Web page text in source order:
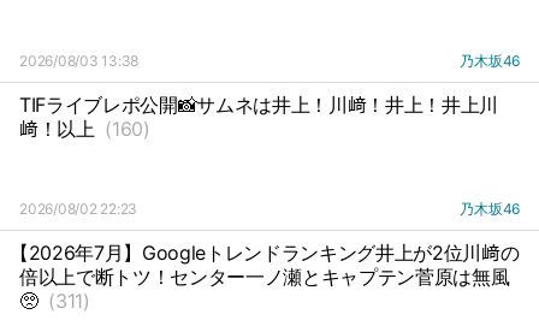
2026/08/03 13:38 乃木坂46
TIFライブレポ公開📸サムネは井上！川﨑！井上！井上川
﨑！以上 (160)
2026/08/02 22:23 乃木坂46
【2026年7月】Googleトレンドランキング井上が2位川﨑の
倍以上で断トツ！センター一ノ瀬とキャプテン菅原は無風
🥺 (311)